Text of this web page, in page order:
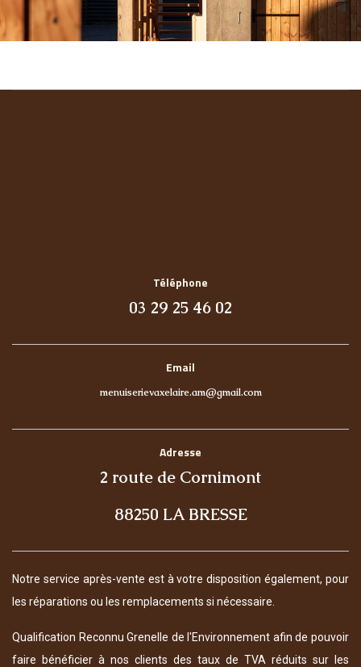
Téléphone
03 29 25 46 02
Email
menuiserievaxelaire.am@gmail.com
Adresse
2 route de Cornimont
88250 LA BRESSE
Notre service après-vente est à votre disposition également, pour
les réparations ou les remplacements si nécessaire.
Qualification Reconnu Grenelle de l'Environnement afin de pouvoir
faire bénéficier à nos clients des taux de TVA réduits sur les